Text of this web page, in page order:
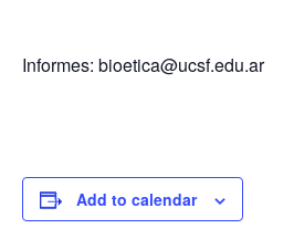
Informes: bioetica@ucsf.edu.ar
Add to calendar